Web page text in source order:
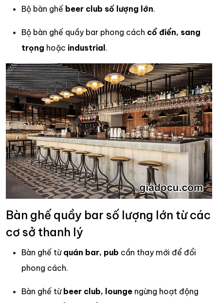
Bộ bàn ghế beer club số lượng lớn.
Bộ bàn ghế quầy bar phong cách cổ điển, sang
trọng hoặc industrial .
Bàn ghế quầy bar số lượng lớn từ các
cơ sở thanh lý
Bàn ghế từ quán bar, pub cần thay mới để đổi
phong cách.
Bàn ghế từ beer club, lounge ngừng hoạt động